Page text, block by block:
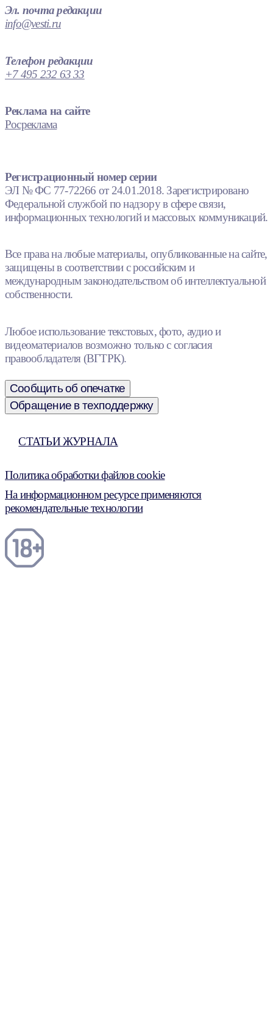
Эл. почта редакции
info@vesti.ru
Телефон редакции
+7 495 232 63 33
Реклама на сайте
Росреклама
Регистрационный номер серии
ЭЛ № ФС 77-72266 от 24.01.2018. Зарегистрировано
Федеральной службой по надзору в сфере связи,
информационных технологий и массовых коммуникаций.
Все права на любые материалы, опубликованные на сайте,
защищены в соответствии с российским и
международным законодательством об интеллектуальной
собственности.
Любое использование текстовых, фото, аудио и
видеоматериалов возможно только с согласия
правообладателя (ВГТРК).
Сообщить об опечатке
Обращение в техподдержку
СТАТЬИ ЖУРНАЛА
Политика обработки файлов cookie
На информационном ресурсе применяются
рекомендательные технологии